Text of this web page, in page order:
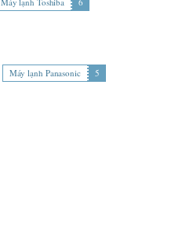
Máy lạnh Panasonic
5